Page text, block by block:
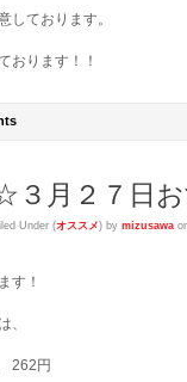
しております。
おります！！
３月２７日
Under (オススメ) by mizusawa
す！
、
262円